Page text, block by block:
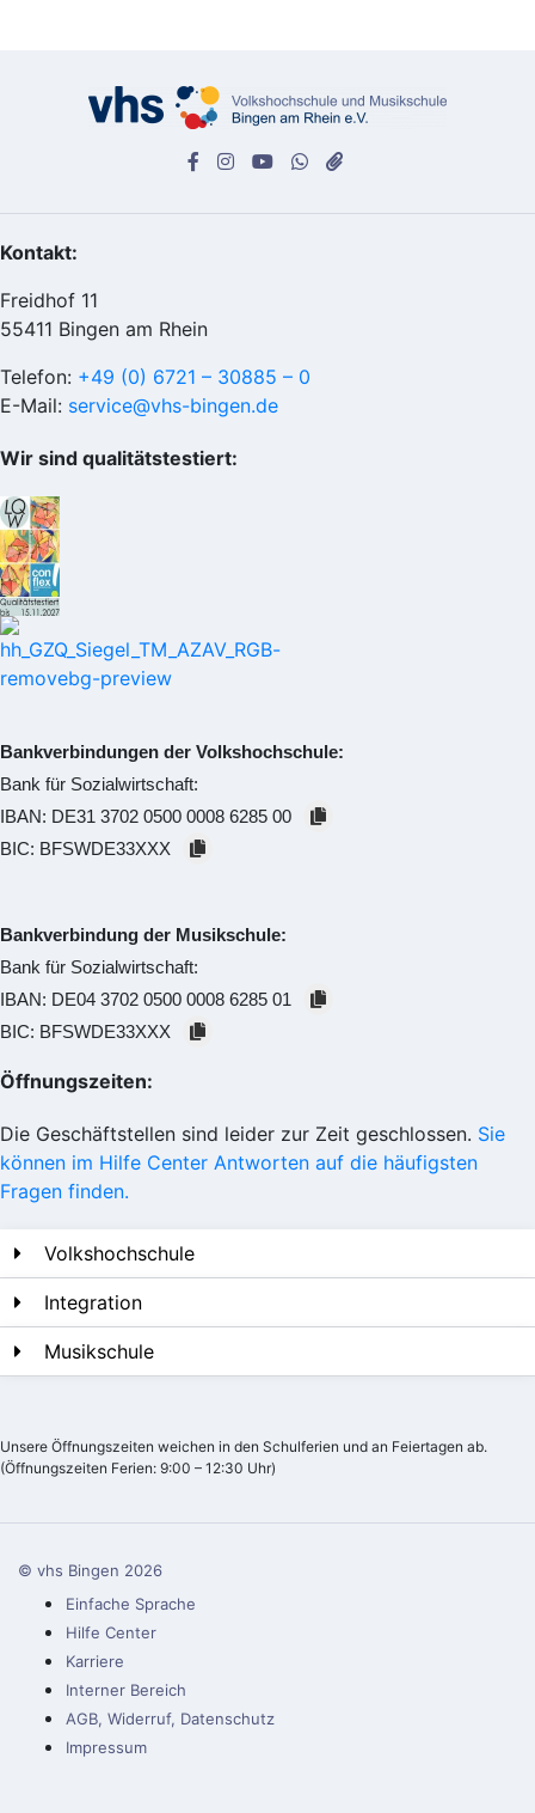
Kontakt:
Freidhof 11
55411 Bingen am Rhein
Telefon: +49 (0) 6721 – 30885 – 0
E-Mail: service@vhs-bingen.de
Wir sind qualitätstestiert:
Bankverbindungen der Volkshochschule:
Bank für Sozialwirtschaft:
IBAN: DE31 3702 0500 0008 6285 00
BIC: BFSWDE33XXX
Bankverbindung der Musikschule:
Bank für Sozialwirtschaft:
IBAN: DE04 3702 0500 0008 6285 01
BIC: BFSWDE33XXX
Öffnungszeiten:
Die Geschäftstellen sind leider zur Zeit geschlossen. Sie
können im Hilfe Center Antworten auf die häufigsten
Fragen finden.
Volkshochschule
Integration
Musikschule
Unsere Öffnungszeiten weichen in den Schulferien und an Feiertagen ab.
(Öffnungszeiten Ferien: 9:00 – 12:30 Uhr)
© vhs Bingen 2026
Einfache Sprache
Hilfe Center
Karriere
Interner Bereich
AGB, Widerruf, Datenschutz
Impressum